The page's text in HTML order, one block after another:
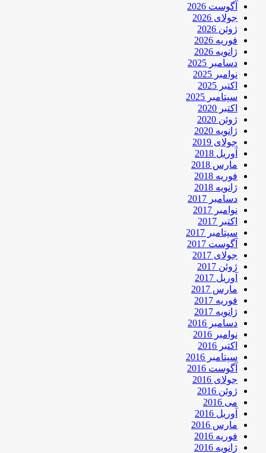
آگوست 2026
جولای 2026
ژوئن 2026
فوریه 2026
ژانویه 2026
دسامبر 2025
نوامبر 2025
اکتبر 2025
سپتامبر 2025
اکتبر 2020
ژوئن 2020
ژانویه 2020
جولای 2019
آوریل 2018
مارس 2018
فوریه 2018
ژانویه 2018
دسامبر 2017
نوامبر 2017
اکتبر 2017
سپتامبر 2017
آگوست 2017
جولای 2017
ژوئن 2017
آوریل 2017
مارس 2017
فوریه 2017
ژانویه 2017
دسامبر 2016
نوامبر 2016
اکتبر 2016
سپتامبر 2016
آگوست 2016
جولای 2016
ژوئن 2016
می 2016
آوریل 2016
مارس 2016
فوریه 2016
ژانویه 2016